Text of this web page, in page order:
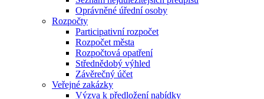
Oprávněné úřední osoby
Rozpočty
Participativní rozpočet
Rozpočet města
Rozpočtová opatření
Střednědobý výhled
Závěrečný účet
Veřejné zakázky
Výzva k předložení nabídky